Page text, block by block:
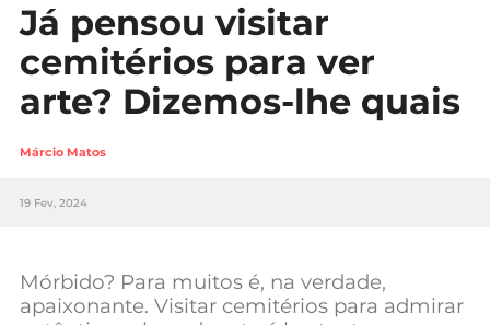
Carreira
Casa
Lifestyle
Sociedade
Negócios
Já pensou visitar
cemitérios para ver
arte? Dizemos-lhe quais
Márcio Matos
19 Fev, 2024
Mórbido? Para muitos é, na verdade,
apaixonante. Visitar cemitérios para admirar